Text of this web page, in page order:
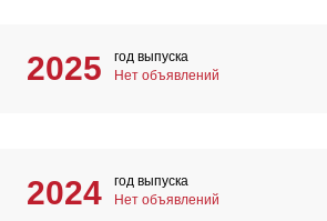
2025
год выпуска
Нет объявлений
2024
год выпуска
Нет объявлений